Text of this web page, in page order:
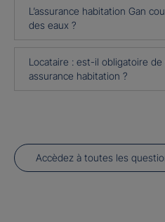
L’assurance habitation Gan
des eaux ?
Locataire : est-il obligatoire
assurance habitation ?
Accèdez à toutes les